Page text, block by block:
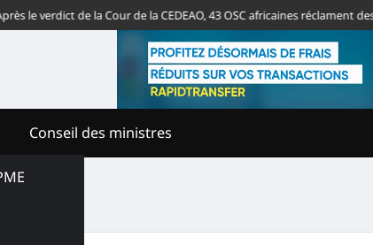
le verdict de la Cour de la CEDEAO, 43 OSC africaines réclament des
Conseil des ministres